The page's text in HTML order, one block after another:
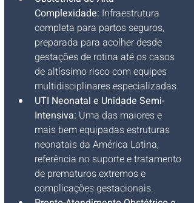
Complexidade: Infraestrutura
completa para partos seguros,
preparada para acolher desde
gestações de rotina até os casos
de altíssimo risco com equipes
multidisciplinares especializadas.
UTI Neonatal e Unidade Semi-
Intensiva: Uma das maiores e
mais bem equipadas estruturas
neonatais da América Latina,
referência no suporte e tratamento
de prematuros extremos e
complicações gestacionais.